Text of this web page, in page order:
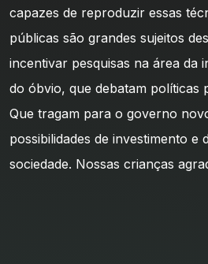
capazes de reproduzir essas
públicas são grandes sujeitos
incentivar pesquisas na área da
do óbvio, que debatam políticas
Que tragam para o governo
possibilidades de investimento e
sociedade. Nossas crianças